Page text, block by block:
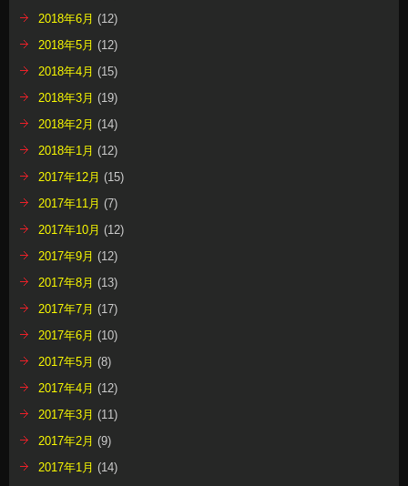
2018年6月 (12)
2018年5月 (12)
2018年4月 (15)
2018年3月 (19)
2018年2月 (14)
2018年1月 (12)
2017年12月 (15)
2017年11月 (7)
2017年10月 (12)
2017年9月 (12)
2017年8月 (13)
2017年7月 (17)
2017年6月 (10)
2017年5月 (8)
2017年4月 (12)
2017年3月 (11)
2017年2月 (9)
2017年1月 (14)